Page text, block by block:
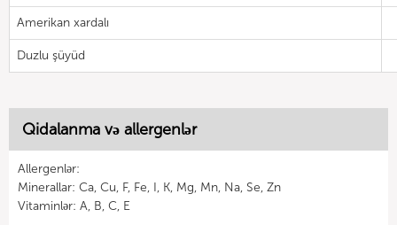
Amerikan xardalı
Duzlu şüyüd
Qidalanma və allergenlər
Allergenlər:
Minerallar: Ca, Cu, F, Fe, I, K, Mg, Mn, Na, Se, Zn
Vitaminlər: A, B, C, E